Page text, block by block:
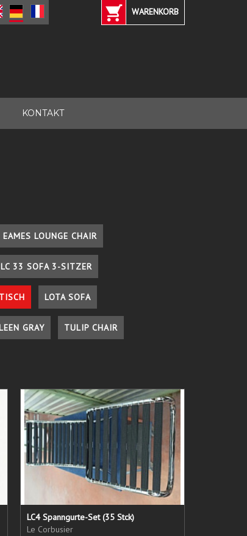
WARENKORB
KONTAKT
EAMES LOUNGE CHAIR
LC 33 SOFA 3-SITZER
LOTA SOFA
GRAY TULIP CHAIR
LC4 Spanngurte-Set (35 Stck)
Le Corbusier